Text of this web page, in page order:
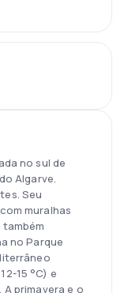
no sul de
Algarve.
Seu
muralhas
no Parque
15 °C) e
primavera e o